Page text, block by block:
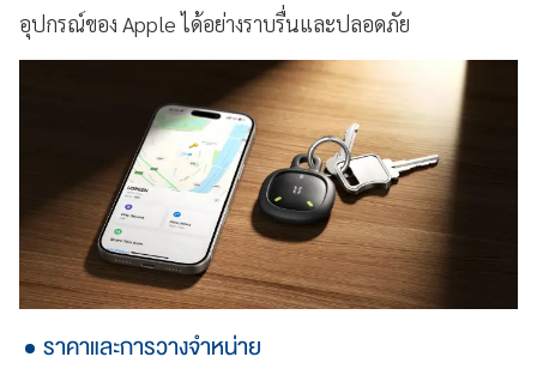
อุปกรณ์ของ Apple ได้อย่างราบรื่นและปลอดภัย
ราคาและการวางจำหน่าย